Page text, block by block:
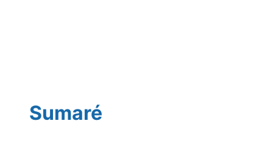
Sumaré